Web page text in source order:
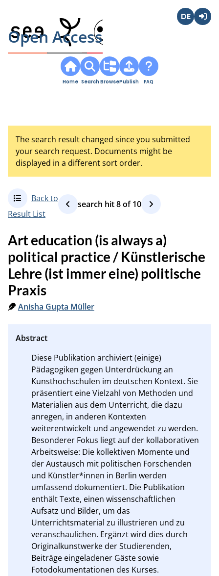
Open Access
Home Search BrowsePublish FAQ
The search result changed since you submitted
your search request. Documents might be
displayed in a different sort order.
search hit8of10
Back to
Result List
Art education (is always a)
political practice / Künstlerische
Lehre (ist immer eine) politische
Praxis
Anisha Gupta Müller
Diese Publikation archiviert (einige)
Pädagogiken gegen Unterdrückung an
Kunsthochschulen im deutschen Kontext. Sie
präsentiert eine Vielzahl von Methoden und
Materialien aus dem Unterricht, die dazu
anregen, in anderen Kontexten
weiterentwickelt und angewendet zu werden.
Besonderer Fokus liegt auf der kollaborativen
Arbeitsweise: Die kollektiven Momente und
der Austausch mit politischen Forschenden
und Künstler*innen in Berlin werden
umfassend dokumentiert. Die Publikation
enthält Texte, einen wissenschaftlichen
Aufsatz und Bilder, um das
Unterrichtsmaterial zu illustrieren und zu
veranschaulichen. Ergänzt wird dies durch
Originalkunstwerke der Studierenden,
Beiträge eingeladener Gäste sowie
Fotodokumentationen des Kurses.